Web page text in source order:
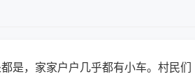
是，家家户户几乎都有小车。村民们